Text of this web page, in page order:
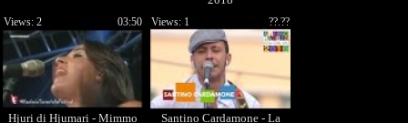
Hjuri di Hjumari - Mimmo
03:50
Views: 2
Santino Cardamone - La
??.??
Views: 1